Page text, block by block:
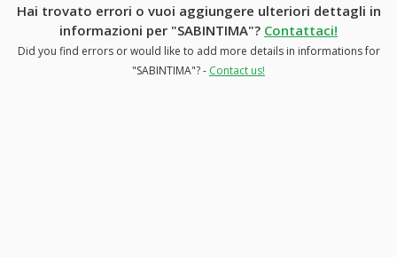
Hai trovato errori o vuoi aggiungere ulteriori dettagli in
informazioni per "SABINTIMA"? Contattaci!
Did you find errors or would like to add more details in informations for
"SABINTIMA"? - Contact us!